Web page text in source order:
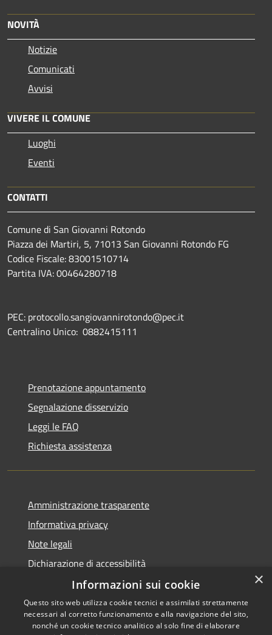
NOVITÀ
Notizie
Comunicati
Avvisi
VIVERE IL COMUNE
Luoghi
Eventi
CONTATTI
Comune di San Giovanni Rotondo
Piazza dei Martiri, 5, 71013 San Giovanni Rotondo FG
Codice Fiscale: 83001510714
Partita IVA: 00464280718
PEC: protocollo.sangiovannirotondo@pec.it
Centralino Unico: 0882415111
Prenotazione appuntamento
Segnalazione disservizio
Leggi le FAQ
Richiesta assistenza
Amministrazione trasparente
Informativa privacy
Note legali
Dichiarazione di accessibilità
Copyright © 2026 • Comune di
×
Informazioni sui cookie
Questo sito web utilizza cookie tecnici e assimilati strettamente
necessari al corretto funzionamento e alla navigazione del sito,
nonché un cookie tecnico analitico al solo fine di elaborare